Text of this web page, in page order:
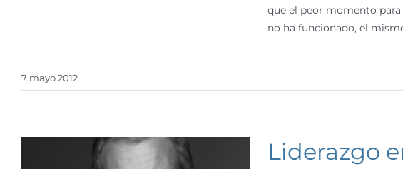
que el peor momento para
no ha funcionado, el
7 mayo 2012
Liderazgo